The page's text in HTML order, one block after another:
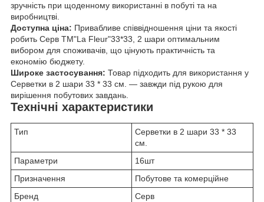
зручність при щоденному використанні в побуті та на
виробництві.
Доступна ціна: Привабливе співвідношення ціни та якості
робить Серв ТМ"La Fleur"33*33, 2 шари оптимальним
вибором для споживачів, що цінують практичність та
економію бюджету.
Широке застосування: Товар підходить для використання у
Серветки в 2 шари 33 * 33 см. — завжди під рукою для
вирішення побутових завдань.
Технічні характеристики
Тип
Серветки в 2 шари 33 * 33
см.
Параметри
16шт
Призначення
Побутове та комерційне
Бренд
Серв